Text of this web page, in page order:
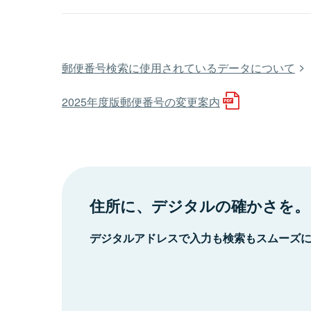
郵便番号検索に使用されているデータについて
2025年度版郵便番号の変更案内
住所に、デジタルの確かさを。
デジタルアドレスで入力も検索もスムーズ